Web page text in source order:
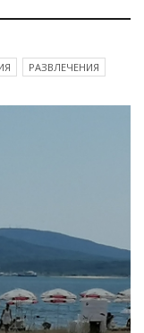
РАЗВЛЕЧЕНИЯ